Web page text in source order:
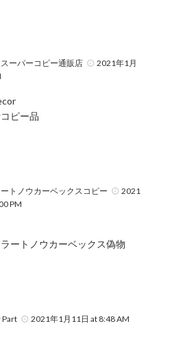
ーパーコピー通販店
2021年1月
ピー品
トノウカーベックスコピー
2021
PM
ートノウカーベックス偽物
Part 2021年1月11日 at 8:48 AM